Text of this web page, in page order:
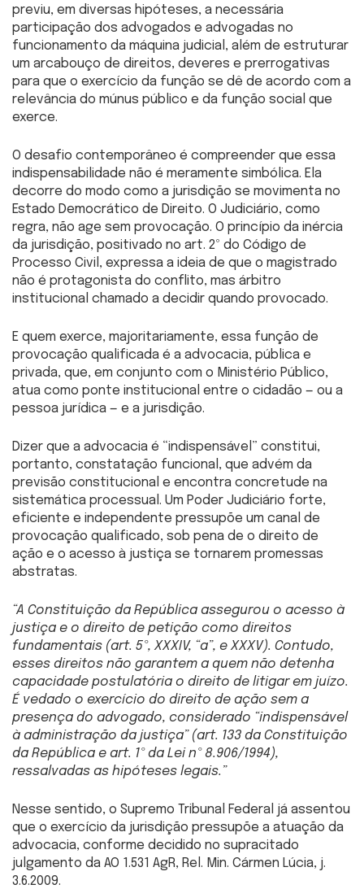
previu, em diversas hipóteses, a necessária
participação dos advogados e advogadas no
funcionamento da máquina judicial, além de estruturar
um arcabouço de direitos, deveres e prerrogativas
para que o exercício da função se dê de acordo com a
relevância do múnus público e da função social que
exerce.
O desafio contemporâneo é compreender que essa
indispensabilidade não é meramente simbólica. Ela
decorre do modo como a jurisdição se movimenta no
Estado Democrático de Direito. O Judiciário, como
regra, não age sem provocação. O princípio da inércia
da jurisdição, positivado no art. 2º do Código de
Processo Civil, expressa a ideia de que o magistrado
não é protagonista do conflito, mas árbitro
institucional chamado a decidir quando provocado.
E quem exerce, majoritariamente, essa função de
provocação qualificada é a advocacia, pública e
privada, que, em conjunto com o Ministério Público,
atua como ponte institucional entre o cidadão — ou a
pessoa jurídica — e a jurisdição.
Dizer que a advocacia é “indispensável” constitui,
portanto, constatação funcional, que advém da
previsão constitucional e encontra concretude na
sistemática processual. Um Poder Judiciário forte,
eficiente e independente pressupõe um canal de
provocação qualificado, sob pena de o direito de
ação e o acesso à justiça se tornarem promessas
abstratas.
“A Constituição da República assegurou o acesso à
justiça e o direito de petição como direitos
fundamentais (art. 5º, XXXIV, “a”, e XXXV). Contudo,
esses direitos não garantem a quem não detenha
capacidade postulatória o direito de litigar em juízo.
É vedado o exercício do direito de ação sem a
presença do advogado, considerado “indispensável
à administração da justiça” (art. 133 da Constituição
da República e art. 1º da Lei nº 8.906/1994),
ressalvadas as hipóteses legais.”
Nesse sentido, o Supremo Tribunal Federal já assentou
que o exercício da jurisdição pressupõe a atuação da
advocacia, conforme decidido no supracitado
julgamento da AO 1.531 AgR, Rel. Min. Cármen Lúcia, j.
3.6.2009.